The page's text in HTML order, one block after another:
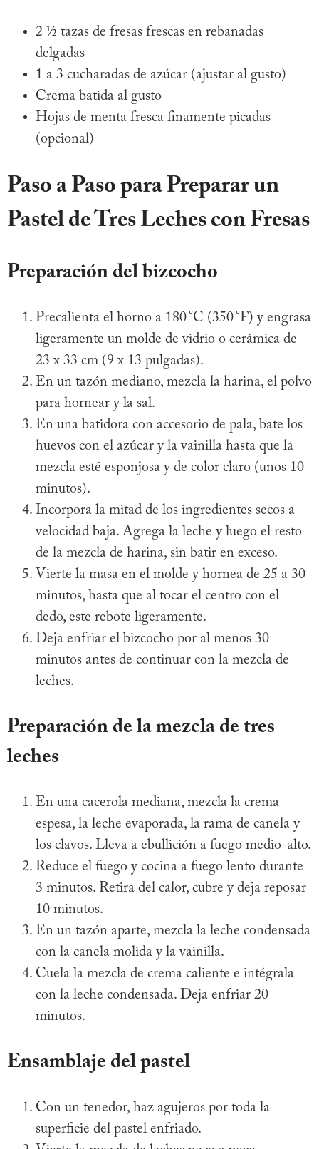
2 ½ tazas de fresas frescas en rebanadas
delgadas
1 a 3 cucharadas de azúcar (ajustar al gusto)
Crema batida al gusto
Hojas de menta fresca finamente picadas
(opcional)
Paso a Paso para Preparar un
Pastel de Tres Leches con Fresas
Preparación del bizcocho
Precalienta el horno a 180 °C (350 °F) y engrasa
ligeramente un molde de vidrio o cerámica de
23 x 33 cm (9 x 13 pulgadas).
En un tazón mediano, mezcla la harina, el polvo
para hornear y la sal.
En una batidora con accesorio de pala, bate los
huevos con el azúcar y la vainilla hasta que la
mezcla esté esponjosa y de color claro (unos 10
minutos).
Incorpora la mitad de los ingredientes secos a
velocidad baja. Agrega la leche y luego el resto
de la mezcla de harina, sin batir en exceso.
Vierte la masa en el molde y hornea de 25 a 30
minutos, hasta que al tocar el centro con el
dedo, este rebote ligeramente.
Deja enfriar el bizcocho por al menos 30
minutos antes de continuar con la mezcla de
leches.
Preparación de la mezcla de tres
leches
En una cacerola mediana, mezcla la crema
espesa, la leche evaporada, la rama de canela y
los clavos. Lleva a ebullición a fuego medio-alto.
Reduce el fuego y cocina a fuego lento durante
3 minutos. Retira del calor, cubre y deja reposar
10 minutos.
En un tazón aparte, mezcla la leche condensada
con la canela molida y la vainilla.
Cuela la mezcla de crema caliente e intégrala
con la leche condensada. Deja enfriar 20
minutos.
Ensamblaje del pastel
Con un tenedor, haz agujeros por toda la
superficie del pastel enfriado.